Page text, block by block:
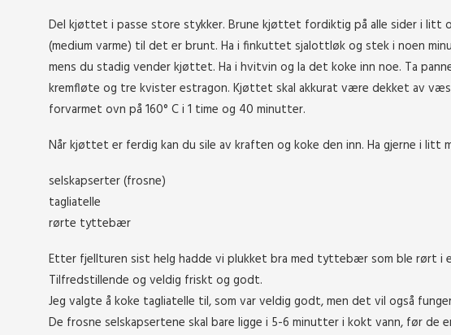
Del kjøttet i passe store stykker. Brune kjøttet fordiktig på alle sider i litt
(medium varme) til det er brunt. Ha i finkuttet sjalottløk og stek i noen
mens du stadig vender kjøttet. Ha i hvitvin og la det koke inn noe. Ta
kremfløte og tre kvister estragon. Kjøttet skal akkurat være dekket av
forvarmet ovn på 160° C i 1 time og 40 minutter.
Når kjøttet er ferdig kan du sile av kraften og koke den inn. Ha gjerne i litt
selskapserter (frosne)
tagliatelle
rørte tyttebær
Etter fjellturen sist helg hadde vi plukket bra med tyttebær som ble rørt i
Tilfredstillende og veldig friskt og godt.
Jeg valgte å koke tagliatelle til, som var veldig godt, men det vil også
De frosne selskapsertene skal bare ligge i 5-6 minutter i kokt vann, før de